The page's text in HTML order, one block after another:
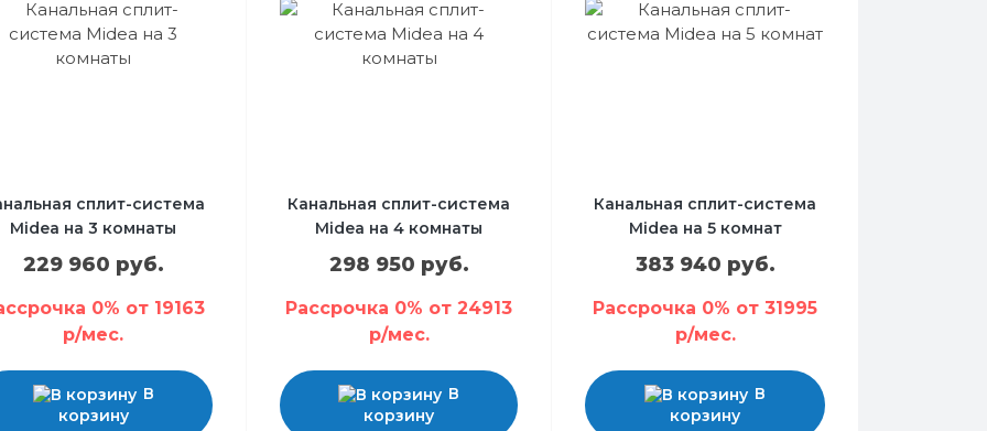
сплит-система
Midea на 3 комнаты
229 960 руб.
0% от 19163
р/мес.
В
корзину
Канальная сплит-система
Midea на 4 комнаты
298 950 руб.
Рассрочка 0% от 24913
р/мес.
В
корзину
Канальная сплит-система
Midea на 5 комнат
383 940 руб.
Рассрочка 0% от 31995
р/мес.
В
корзину